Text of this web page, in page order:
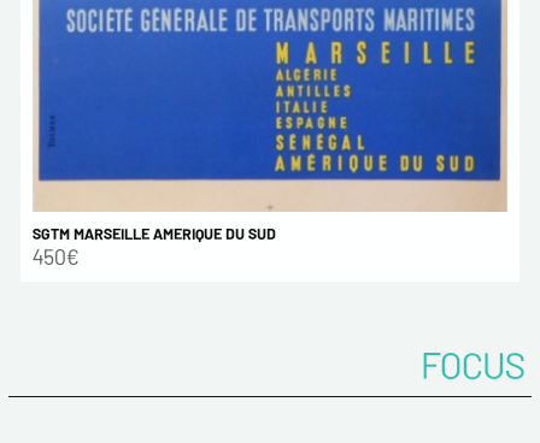
SGTM MARSEILLE AMERIQUE DU SUD
450€
FOCUS